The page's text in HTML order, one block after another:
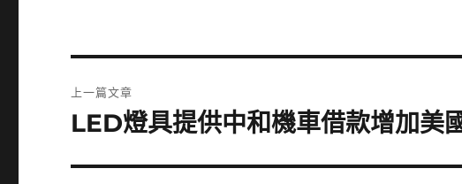
章
上一篇文章
上
篇
LED燈具提供中和機車借款增加美